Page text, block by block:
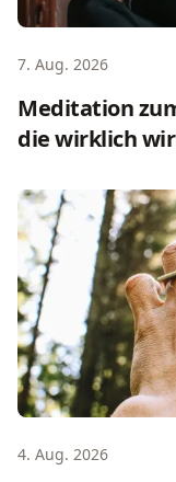
7. Aug. 2026
Meditation
die wirklich
Buddhistisches
4. Aug. 2026